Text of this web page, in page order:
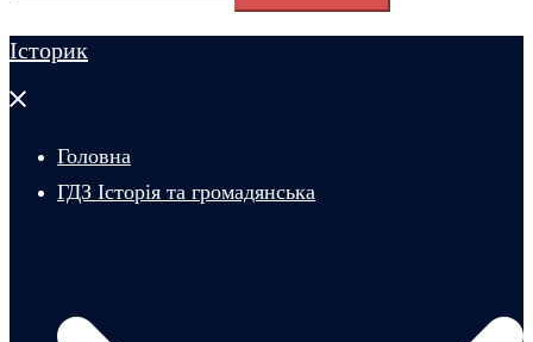
Історик
Закрити
Головна
ГДЗ Історія та громадянська